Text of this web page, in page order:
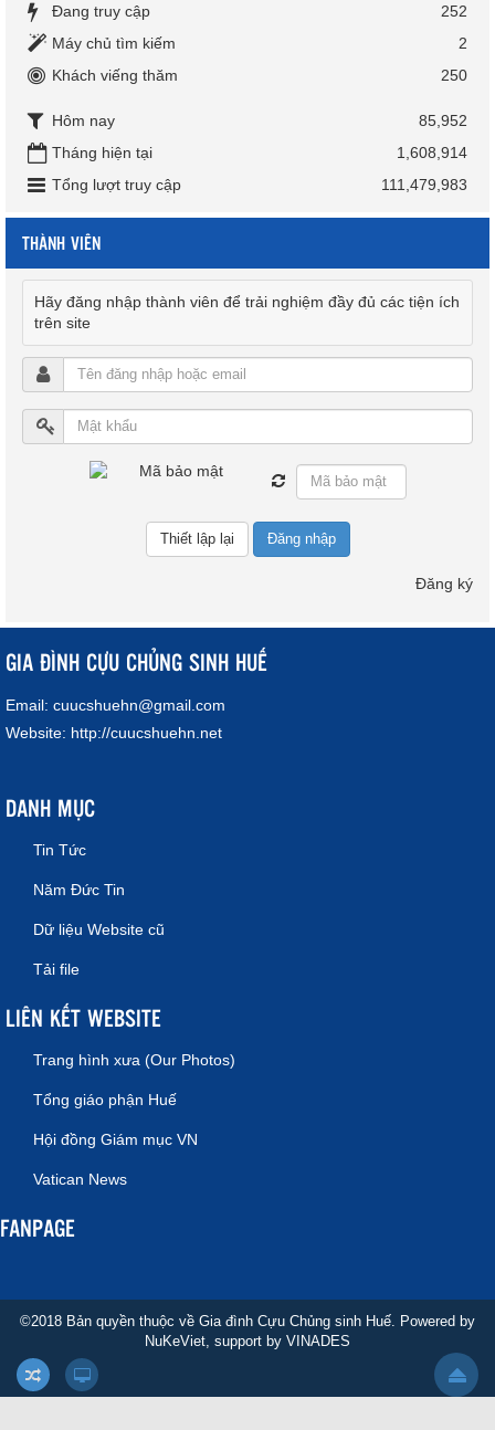
Đang truy cập
252
Máy chủ tìm kiếm
2
Khách viếng thăm
250
Hôm nay
85,952
Tháng hiện tại
1,608,914
Tổng lượt truy cập
111,479,983
THÀNH VIÊN
Hãy đăng nhập thành viên để trải nghiệm đầy đủ các tiện ích
trên site
Đăng nhập
Đăng ký
GIA ĐÌNH CỰU CHỦNG SINH HUẾ
Email: cuucshuehn@gmail.com
Website: http://cuucshuehn.net
DANH MỤC
Tin Tức
Năm Đức Tin
Dữ liệu Website cũ
Tải file
LIÊN KẾT WEBSITE
Trang hình xưa (Our Photos)
Tổng giáo phận Huế
Hội đồng Giám mục VN
Vatican News
FANPAGE
©2018 Bản quyền thuộc về Gia đình Cựu Chủng sinh Huế. Powered by
NuKeViet , support by VINADES